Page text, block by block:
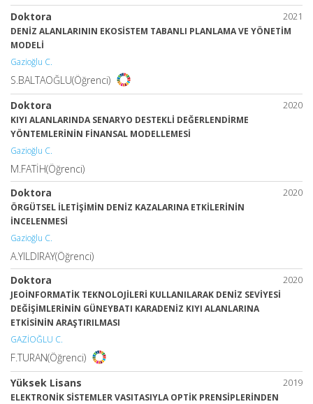
2021
Doktora
DENİZ ALANLARININ EKOSİSTEM TABANLI PLANLAMA VE YÖNETİM
MODELİ
Gazioğlu C.
S.BALTAOĞLU(Öğrenci)
2020
Doktora
KIYI ALANLARINDA SENARYO DESTEKLİ DEĞERLENDİRME
YÖNTEMLERİNİN FİNANSAL MODELLEMESİ
Gazioğlu C.
M.FATİH(Öğrenci)
2020
Doktora
ÖRGÜTSEL İLETİŞİMİN DENİZ KAZALARINA ETKİLERİNİN
İNCELENMESİ
Gazioğlu C.
A.YILDIRAY(Öğrenci)
2020
Doktora
JEOİNFORMATİK TEKNOLOJİLERİ KULLANILARAK DENİZ SEVİYESİ
DEĞİŞİMLERİNİN GÜNEYBATI KARADENİZ KIYI ALANLARINA
ETKİSİNİN ARAŞTIRILMASI
GAZİOĞLU C.
F.TURAN(Öğrenci)
2019
Yüksek Lisans
ELEKTRONİK SİSTEMLER VASITASIYLA OPTİK PRENSİPLERİNDEN